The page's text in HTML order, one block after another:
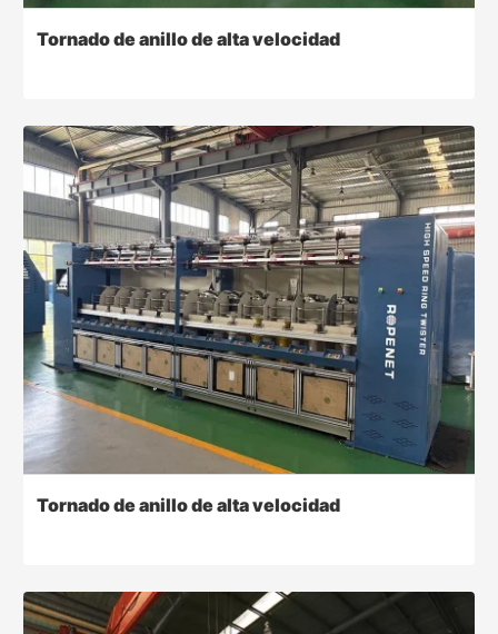
Tornado de anillo de alta velocidad
Tornado de anillo de alta velocidad